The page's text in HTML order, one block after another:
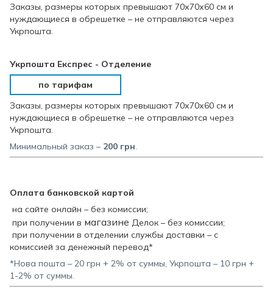
Заказы, размеры которых превышают 70х70х60 см и
нуждающиеся в обрешетке – не отправляются через
Укрпошта.
Укрпошта Експрес - Отделение
по тарифам
Заказы, размеры которых превышают 70х70х60 см и
нуждающиеся в обрешетке – не отправляются через
Укрпошта.
Минимальный заказ – 200 грн.
Оплата банковской картой
на сайте онлайн – без комиссии;
при получении в магазине Делок – без комиссии;
при получении в отделении службы доставки – с
комиссией за денежный перевод*
*Нова пошта – 20 грн + 2% от суммы, Укрпошта – 10 грн +
1-2% от суммы.